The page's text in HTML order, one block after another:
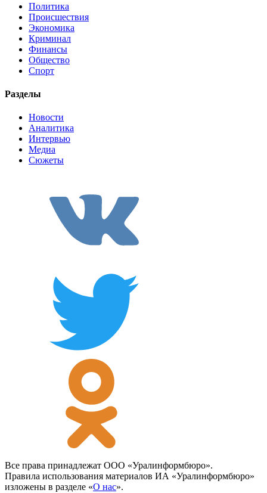
Политика
Происшествия
Экономика
Криминал
Финансы
Общество
Спорт
Разделы
Новости
Аналитика
Интервью
Медиа
Сюжеты
Все права принадлежат ООО «Уралинформбюро».
Правила использования материалов ИА «Уралинформбюро»
изложены в разделе «О нас».